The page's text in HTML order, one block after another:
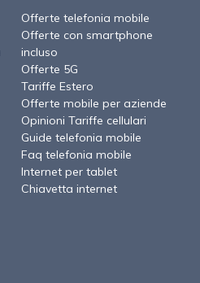
Offerte telefonia mobile
Offerte con smartphone
incluso
Offerte 5G
Tariffe Estero
Offerte mobile per aziende
Opinioni Tariffe cellulari
Guide telefonia mobile
Faq telefonia mobile
Internet per tablet
Chiavetta internet